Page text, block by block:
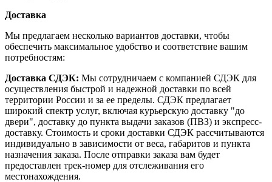
Доставка
Мы предлагаем несколько вариантов доставки, чтобы
обеспечить максимальное удобство и соответствие вашим
потребностям:
Доставка СДЭК: Мы сотрудничаем с компанией СДЭК для
осуществления быстрой и надежной доставки по всей
территории России и за ее пределы. СДЭК предлагает
широкий спектр услуг, включая курьерскую доставку "до
двери", доставку до пункта выдачи заказов (ПВЗ) и экспресс-
доставку. Стоимость и сроки доставки СДЭК рассчитываются
индивидуально в зависимости от веса, габаритов и пункта
назначения заказа. После отправки заказа вам будет
предоставлен трек-номер для отслеживания его
местонахождения.